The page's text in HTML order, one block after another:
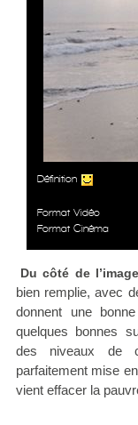
Définition
Format Vidéo
Format Cinéma
Du côté de
bien remplie, avec
donnent une
quelques bonnes
des niveaux de
parfaitement mise
vient effacer la